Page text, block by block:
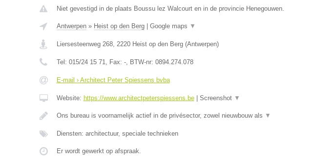
Niet gevestigd in de plaats Boussu lez Walcourt en in de provincie Henegouwen.
Antwerpen» Heist op den Berg| Google maps ▼
Liersesteenweg 268, 2220 Heist op den Berg(Antwerpen)
Tel: 015/24 15 71, Fax: -, BTW-nr: 0894.274.078
E-mail › Architect Peter Spiessens bvba
Website: https://www.architectpeterspiessens.be| Screenshot ▼
Ons bureau is voornamelijk actief in de privésector, zowel nieuwbouw als ▼
Diensten: architectuur, speciale technieken
Er wordt gewerkt op afspraak.